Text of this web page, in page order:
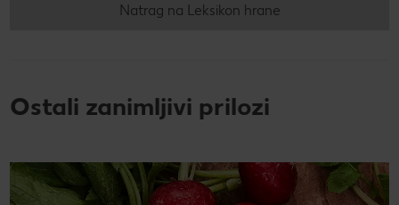
Natrag na Leksikon hrane
Ostali zanimljivi prilozi